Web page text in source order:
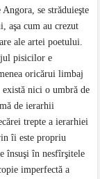
se străduieşte
aşa cum au crezut
ale artei poetului.
pisicilor e
oricărui limbaj
nici o umbră de
de ierarhii
trepte a ierarhiei
îi este propriu
însuşi în nesfîrşitele
imperfectă a